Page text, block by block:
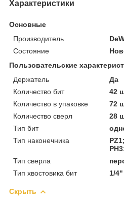
Характеристики
Основные
Производитель
Состояние
Пользовательские
Держатель
Да
Количество бит
42
Количество в упаковке
72
Количество сверл
28
Тип бит
Тип наконечника
Тип сверла
Тип хвостовика бит
1/4"
Скрыть